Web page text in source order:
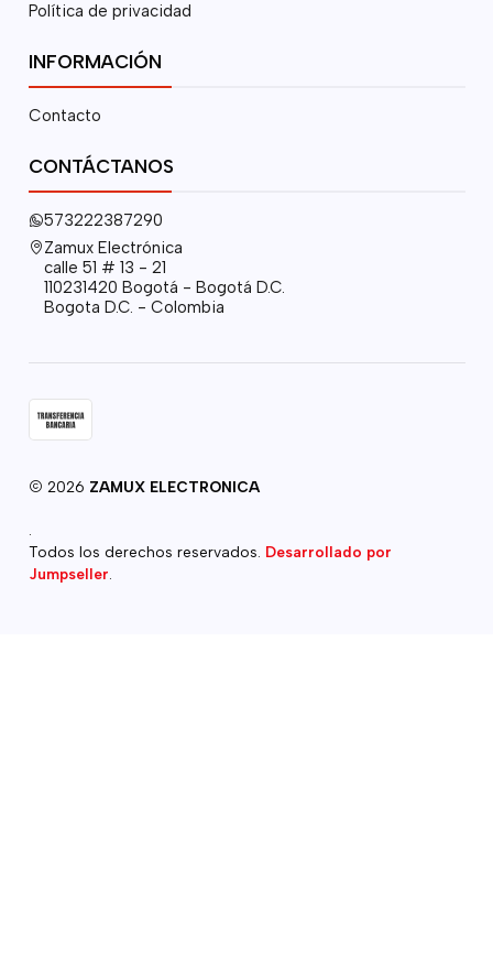
Política de privacidad
INFORMACIÓN
Contacto
CONTÁCTANOS
573222387290
Zamux Electrónica
calle 51 # 13 - 21
110231420 Bogotá - Bogotá D.C.
Bogota D.C. - Colombia
2026 ZAMUX ELECTRONICA
.
Todos los derechos reservados. Desarrollado por
Jumpseller.